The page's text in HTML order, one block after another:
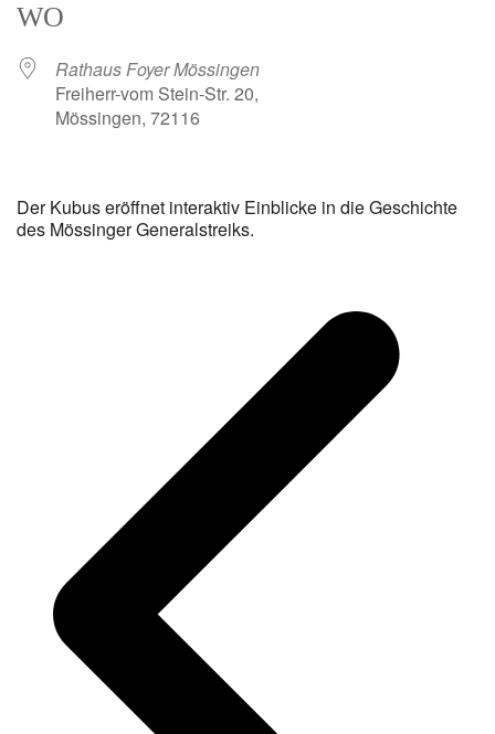
WO
Rathaus Foyer Mössingen
Freiherr-vom Stein-Str. 20,
Mössingen, 72116
Der Kubus eröffnet interaktiv Einblicke in die Geschichte
des Mössinger Generalstreiks.